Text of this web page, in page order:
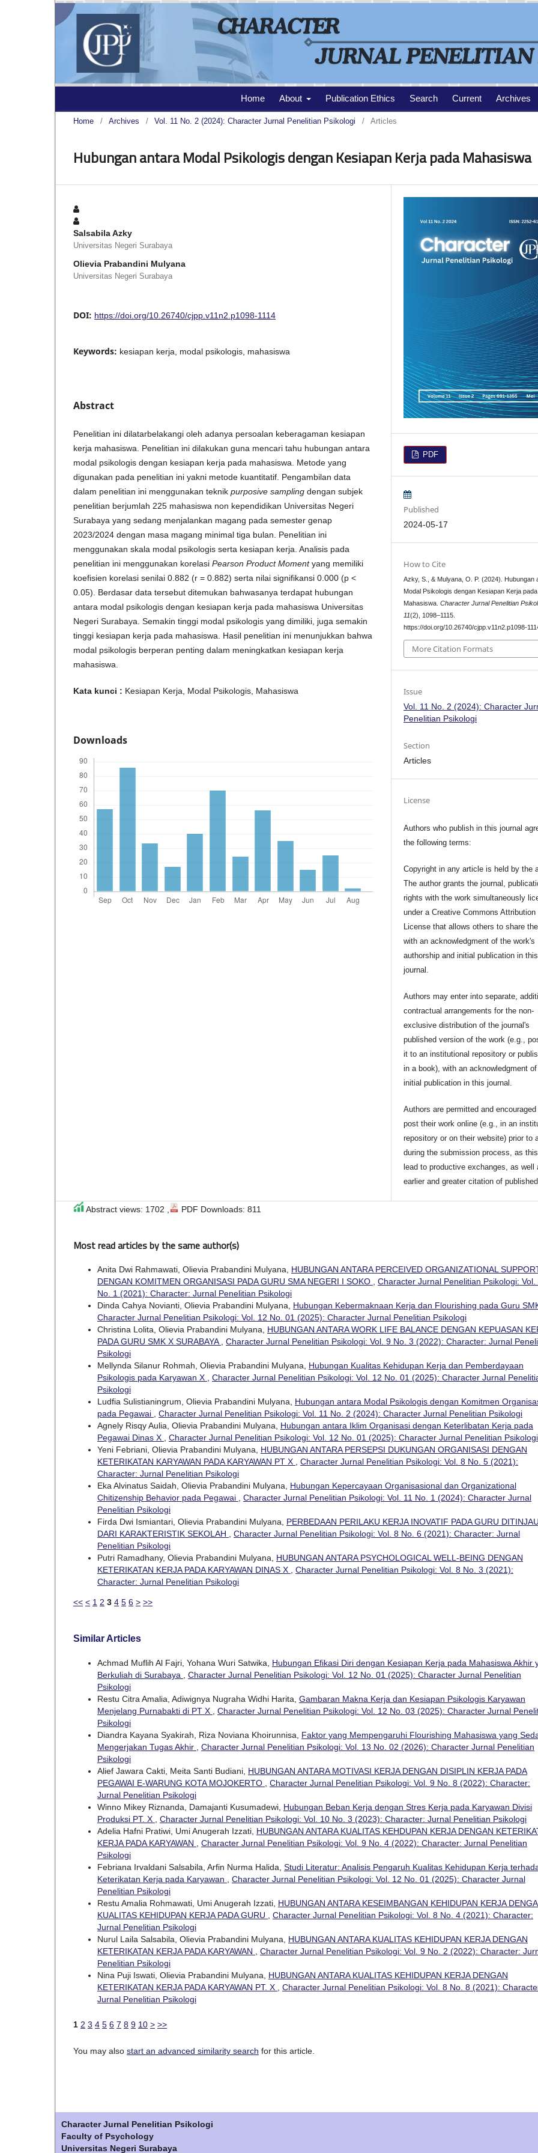
Home About Publication Ethics Search Current Archives
Home / Archives / Vol. 11 No. 2 (2024): Character Jurnal Penelitian Psikologi / Articles
Hubungan antara Modal Psikologis dengan Kesiapan Kerja pada Mahasiswa
Salsabila Azky
Universitas Negeri Surabaya
Olievia Prabandini Mulyana
Universitas Negeri Surabaya
DOI: https://doi.org/10.26740/cjpp.v11n2.p1098-1114
Keywords: kesiapan kerja, modal psikologis, mahasiswa
Abstract
Penelitian ini dilatarbelakangi oleh adanya persoalan keberagaman kesiapan
kerja mahasiswa. Penelitian ini dilakukan guna mencari tahu hubungan antara
modal psikologis dengan kesiapan kerja pada mahasiswa. Metode yang
digunakan pada penelitian ini yakni metode kuantitatif. Pengambilan data
dalam penelitian ini menggunakan teknik purposive sampling dengan subjek
penelitian berjumlah 225 mahasiswa non kependidikan Universitas Negeri
Surabaya yang sedang menjalankan magang pada semester genap
2023/2024 dengan masa magang minimal tiga bulan. Penelitian ini
menggunakan skala modal psikologis serta kesiapan kerja. Analisis pada
penelitian ini menggunakan korelasi Pearson Product Momentyang memiliki
koefisien korelasi senilai 0.882 (r = 0.882) serta nilai signifikansi 0.000 (p <
0.05). Berdasar data tersebut ditemukan bahwasanya terdapat hubungan
antara modal psikologis dengan kesiapan kerja pada mahasiswa Universitas
Negeri Surabaya. Semakin tinggi modal psikologis yang dimiliki, juga semakin
tinggi kesiapan kerja pada mahasiswa. Hasil penelitian ini menunjukkan bahwa
modal psikologis berperan penting dalam meningkatkan kesiapan kerja
mahasiswa.
Kata kunci : Kesiapan Kerja, Modal Psikologis, Mahasiswa
Downloads
PDF
Published
2024-05-17
How to Cite
Azky, S., & Mulyana, O. P. (2024). Hubungan
Modal Psikologis dengan Kesiapan Kerja pada
Mahasiswa.Character Jurnal Penelitian
11(2), 1098–1115.
https://doi.org/10.26740/cjpp.v11n2.p1098-
More Citation Formats
Issue
Vol. 11 No. 2 (2024): Character
Penelitian Psikologi
Section
Articles
License
Authors who publish in this journal
the following terms:
Copyright in any article is held by the
The author grants the journal,
rights with the work simultaneously
under a Creative Commons Attribution
License that allows others to share
with an acknowledgment of the work's
authorship and initial publication in this
journal.
Authors may enter into separate,
contractual arrangements for the non-
exclusive distribution of the journal's
published version of the work (e.g.,
it to an institutional repository or
in a book), with an acknowledgment
initial publication in this journal.
Authors are permitted and encouraged
post their work online (e.g., in an
repository or on their website) prior to
during the submission process, as
lead to productive exchanges, as well
earlier and greater citation of published
Abstract views: 1702 , PDF Downloads: 811
Most read articles by the same author(s)
Anita Dwi Rahmawati, Olievia Prabandini Mulyana, HUBUNGAN ANTARA PERCEIVED ORGANIZATIONAL
DENGAN KOMITMEN ORGANISASI PADA GURU SMA NEGERI I SOKO
Character Jurnal Penelitian Psikologi: Vol.
No. 1 (2021): Character: Jurnal Penelitian Psikologi
Dinda Cahya Novianti, Olievia Prabandini Mulyana, Hubungan Kebermaknaan Kerja dan Flourishing pada Guru
Character Jurnal Penelitian Psikologi: Vol. 12 No. 01 (2025): Character Jurnal Penelitian Psikologi
Christina Lolita, Olievia Prabandini Mulyana, HUBUNGAN ANTARA WORK LIFE BALANCE DENGAN KEPUASAN
PADA GURU SMK X SURABAYA
Character Jurnal Penelitian Psikologi: Vol. 9 No. 3 (2022): Character: Jurnal
Psikologi
Mellynda Silanur Rohmah, Olievia Prabandini Mulyana, Hubungan Kualitas Kehidupan Kerja dan Pemberdayaan
Psikologis pada Karyawan X
Character Jurnal Penelitian Psikologi: Vol. 12 No. 01 (2025): Character Jurnal
Psikologi
Ludfia Sulistianingrum, Olievia Prabandini Mulyana, Hubungan antara Modal Psikologis dengan Komitmen
pada Pegawai
Character Jurnal Penelitian Psikologi: Vol. 11 No. 2 (2024): Character Jurnal Penelitian Psikologi
Agnely Risqy Aulia, Olievia Prabandini Mulyana, Hubungan antara Iklim Organisasi dengan Keterlibatan Kerja pada
Pegawai Dinas X
Character Jurnal Penelitian Psikologi: Vol. 12 No. 01 (2025): Character Jurnal Penelitian Psikologi
Yeni Febriani, Olievia Prabandini Mulyana, HUBUNGAN ANTARA PERSEPSI DUKUNGAN ORGANISASI DENGAN
KETERIKATAN KARYAWAN PADA KARYAWAN PT X
Character Jurnal Penelitian Psikologi: Vol. 8 No. 5 (2021):
Character: Jurnal Penelitian Psikologi
Eka Alvinatus Saidah, Olievia Prabandini Mulyana, Hubungan Kepercayaan Organisasional dan Organizational
Chitizenship Behavior pada Pegawai
Character Jurnal Penelitian Psikologi: Vol. 11 No. 1 (2024): Character Jurnal
Penelitian Psikologi
Firda Dwi Ismiantari, Olievia Prabandini Mulyana, PERBEDAAN PERILAKU KERJA INOVATIF PADA GURU DITINJAU
DARI KARAKTERISTIK SEKOLAH
Character Jurnal Penelitian Psikologi: Vol. 8 No. 6 (2021): Character: Jurnal
Penelitian Psikologi
Putri Ramadhany, Olievia Prabandini Mulyana, HUBUNGAN ANTARA PSYCHOLOGICAL WELL-BEING DENGAN
KETERIKATAN KERJA PADA KARYAWAN DINAS X
Character Jurnal Penelitian Psikologi: Vol. 8 No. 3 (2021):
Character: Jurnal Penelitian Psikologi
<< < 1 2 3 4 5 6 > >>
Similar Articles
Achmad Muflih Al Fajri, Yohana Wuri Satwika, Hubungan Efikasi Diri dengan Kesiapan Kerja pada Mahasiswa Akhir
Berkuliah di Surabaya
Character Jurnal Penelitian Psikologi: Vol. 12 No. 01 (2025): Character Jurnal Penelitian
Psikologi
Restu Citra Amalia, Adiwignya Nugraha Widhi Harita, Gambaran Makna Kerja dan Kesiapan Psikologis Karyawan
Menjelang Purnabakti di PT X
Character Jurnal Penelitian Psikologi: Vol. 12 No. 03 (2025): Character Jurnal
Psikologi
Diandra Kayana Syakirah, Riza Noviana Khoirunnisa, Faktor yang Mempengaruhi Flourishing Mahasiswa yang
Mengerjakan Tugas Akhir
Character Jurnal Penelitian Psikologi: Vol. 13 No. 02 (2026): Character Jurnal Penelitian
Psikologi
Alief Jawara Cakti, Meita Santi Budiani, HUBUNGAN ANTARA MOTIVASI KERJA DENGAN DISIPLIN KERJA PADA
PEGAWAI E-WARUNG KOTA MOJOKERTO
Character Jurnal Penelitian Psikologi: Vol. 9 No. 8 (2022): Character:
Jurnal Penelitian Psikologi
Winno Mikey Riznanda, Damajanti Kusumadewi, Hubungan Beban Kerja dengan Stres Kerja pada Karyawan Divisi
Produksi PT. X
Character Jurnal Penelitian Psikologi: Vol. 10 No. 3 (2023): Character: Jurnal Penelitian Psikologi
Adelia Hafni Pratiwi, Umi Anugerah Izzati, HUBUNGAN ANTARA KUALITAS KEHDUPAN KERJA DENGAN
KERJA PADA KARYAWAN
Character Jurnal Penelitian Psikologi: Vol. 9 No. 4 (2022): Character: Jurnal Penelitian
Psikologi
Febriana Irvaldani Salsabila, Arfin Nurma Halida, Studi Literatur: Analisis Pengaruh Kualitas Kehidupan Kerja
Keterikatan Kerja pada Karyawan
Character Jurnal Penelitian Psikologi: Vol. 12 No. 01 (2025): Character Jurnal
Penelitian Psikologi
Restu Amalia Rohmawati, Umi Anugerah Izzati, HUBUNGAN ANTARA KESEIMBANGAN KEHIDUPAN KERJA
KUALITAS KEHIDUPAN KERJA PADA GURU
Character Jurnal Penelitian Psikologi: Vol. 8 No. 4 (2021): Character:
Jurnal Penelitian Psikologi
Nurul Laila Salsabila, Olievia Prabandini Mulyana, HUBUNGAN ANTARA KUALITAS KEHIDUPAN KERJA DENGAN
KETERIKATAN KERJA PADA KARYAWAN
Character Jurnal Penelitian Psikologi: Vol. 9 No. 2 (2022): Character:
Penelitian Psikologi
Nina Puji Iswati, Olievia Prabandini Mulyana, HUBUNGAN ANTARA KUALITAS KEHIDUPAN KERJA DENGAN
KETERIKATAN KERJA PADA KARYAWAN PT. X
Character Jurnal Penelitian Psikologi: Vol. 8 No. 8 (2021):
Jurnal Penelitian Psikologi
1 2 3 4 5 6 7 8 9 10 > >>
You may also start an advanced similarity search for this article.
Character Jurnal Penelitian Psikologi
Faculty of Psychology
Universitas Negeri Surabaya